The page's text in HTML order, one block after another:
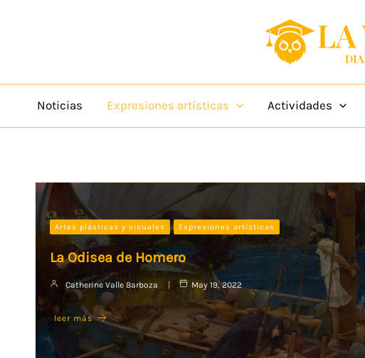
Noticias Expresiones artísticas Actividades
Artes plásticas y visuales Expresiones artísticas
La Odisea de Homero
Catherine Valle Barboza May 19, 2022
leer más